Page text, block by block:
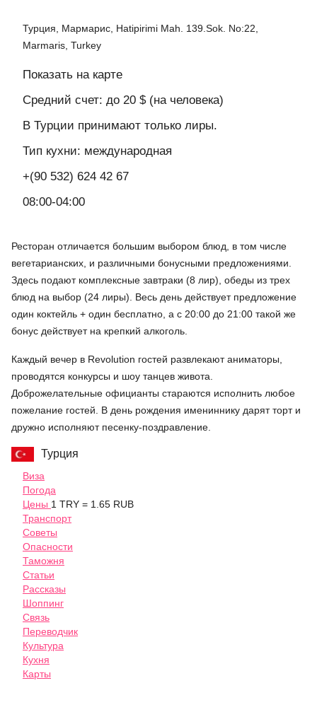
Турция, Мармарис, Hatipirimi Mah. 139.Sok. No:22,
Marmaris, Turkey
Показать на карте
Средний счет: до 20 $ (на человека)
В Турции принимают только лиры.
Тип кухни: международная
+(90 532) 624 42 67
08:00-04:00
Ресторан отличается большим выбором блюд, в том числе
вегетарианских, и различными бонусными предложениями.
Здесь подают комплексные завтраки (8 лир), обеды из трех
блюд на выбор (24 лиры). Весь день действует предложение
один коктейль + один бесплатно, а с 20:00 до 21:00 такой же
бонус действует на крепкий алкоголь.
Каждый вечер в Revolution гостей развлекают аниматоры,
проводятся конкурсы и шоу танцев живота.
Доброжелательные официанты стараются исполнить любое
пожелание гостей. В день рождения имениннику дарят торт и
дружно исполняют песенку-поздравление.
Турция
Виза
Погода
Цены 1 TRY = 1.65 RUB
Транспорт
Советы
Опасности
Таможня
Статьи
Рассказы
Шоппинг
Связь
Переводчик
Культура
Кухня
Карты